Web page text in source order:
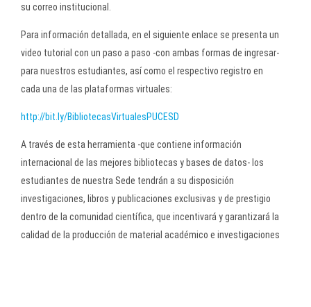
su correo institucional.
Para información detallada, en el siguiente enlace se presenta un
video tutorial con un paso a paso -con ambas formas de ingresar-
para nuestros estudiantes, así como el respectivo registro en
cada una de las plataformas virtuales:
http://bit.ly/BibliotecasVirtualesPUCESD
A través de esta herramienta -que contiene información
internacional de las mejores bibliotecas y bases de datos- los
estudiantes de nuestra Sede tendrán a su disposición
investigaciones, libros y publicaciones exclusivas y de prestigio
dentro de la comunidad científica, que incentivará y garantizará la
calidad de la producción de material académico e investigaciones